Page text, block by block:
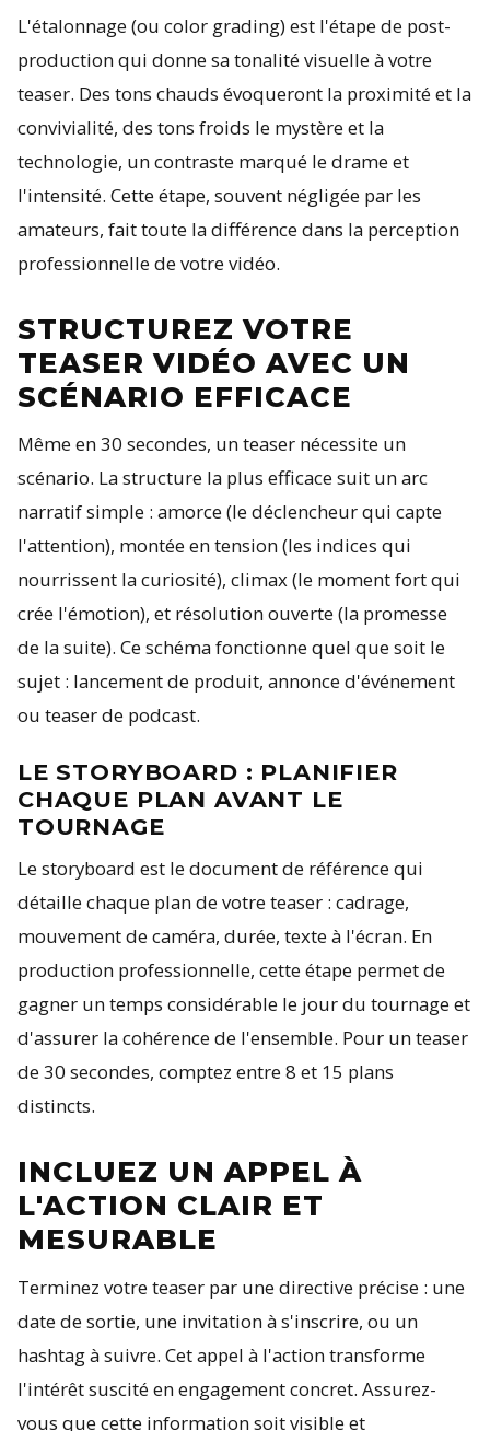
L'étalonnage (ou color grading) est l'étape de post-
production qui donne sa tonalité visuelle à votre
teaser. Des tons chauds évoqueront la proximité et la
convivialité, des tons froids le mystère et la
technologie, un contraste marqué le drame et
l'intensité. Cette étape, souvent négligée par les
amateurs, fait toute la différence dans la perception
professionnelle de votre vidéo.
STRUCTUREZ VOTRE
TEASER VIDÉO AVEC UN
SCÉNARIO EFFICACE
Même en 30 secondes, un teaser nécessite un
scénario. La structure la plus efficace suit un arc
narratif simple : amorce (le déclencheur qui capte
l'attention), montée en tension (les indices qui
nourrissent la curiosité), climax (le moment fort qui
crée l'émotion), et résolution ouverte (la promesse
de la suite). Ce schéma fonctionne quel que soit le
sujet : lancement de produit, annonce d'événement
ou teaser de podcast.
LE STORYBOARD : PLANIFIER
CHAQUE PLAN AVANT LE
TOURNAGE
Le storyboard est le document de référence qui
détaille chaque plan de votre teaser : cadrage,
mouvement de caméra, durée, texte à l'écran. En
production professionnelle, cette étape permet de
gagner un temps considérable le jour du tournage et
d'assurer la cohérence de l'ensemble. Pour un teaser
de 30 secondes, comptez entre 8 et 15 plans
distincts.
INCLUEZ UN APPEL À
L'ACTION CLAIR ET
MESURABLE
Terminez votre teaser par une directive précise : une
date de sortie, une invitation à s'inscrire, ou un
hashtag à suivre. Cet appel à l'action transforme
l'intérêt suscité en engagement concret. Assurez-
vous que cette information soit visible et